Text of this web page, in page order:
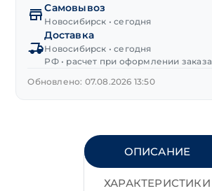
исп.2
М42х3.0
мелк.шаг
цинк
Самовывоз
Новосибирск • сегодня
Доставка
Новосибирск • сегодня
РФ • расчет при оформлении заказа
Обновлено: 07.08.2026 13:50
ОПИСАНИЕ
ХАРАКТЕРИСТИКИ